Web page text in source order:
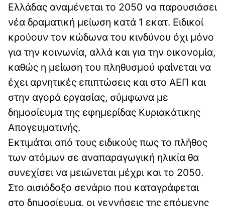
Ελλάδας αναμένεται το 2050 να παρουσιάσει
νέα δραματική μείωση κατά 1 εκατ. Ειδικοί
κρούουν τον κώδωνα του κινδύνου όχι μόνο
για την κοινωνία, αλλά και για την οικονομία,
καθώς η μείωση του πληθυσμού φαίνεται να
έχει αρνητικές επιπτώσεις και στο ΑΕΠ και
στην αγορά εργασίας, σύμφωνα με
δημοσίευμα της εφημερίδας Κυριακάτικης
Απογευματινής.
Εκτιμάται από τους ειδικούς πως το πλήθος
των ατόμων σε αναπαραγωγική ηλικία θα
συνεχίσει να μειώνεται μέχρι και το 2050.
Στο αισιόδοξο σενάριο που καταγράφεται
στο δημοσίευμα, οι γεννήσεις της επόμενης